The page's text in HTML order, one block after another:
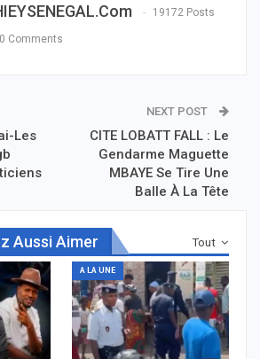
19172 Posts
0 Comments
Les
NEXT POST
CITE LOBATT FALL : Le
Gendarme Maguette
MBAYE Se Tire Une
Balle À La Tête
Tout
Aussi Aimer
A LA UNE